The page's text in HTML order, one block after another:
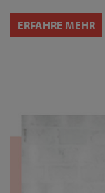
ERFAHRE MEHR